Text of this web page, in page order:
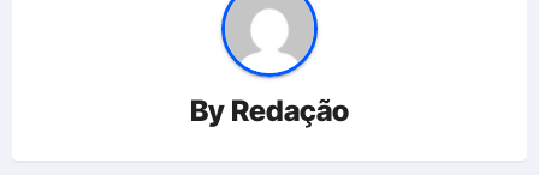
By Redação